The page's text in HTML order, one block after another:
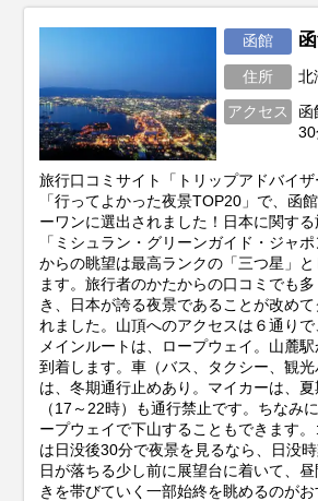
函館
住所 北
アクセス
函
旅行口コミサイト「トリップアドバイ
「行ってよかった夜景TOP20」で、函
ーワンに選出されました！日本に関す
「ミシュラン・グリーンガイド・ジャ
からの眺望は最高ランクの「三つ星」
ます。旅行者のかたからの口コミでも
き、日本が誇る夜景であることが改め
れました。山頂へのアクセスは６通り
メインルートは、ロープウェイ。山麓
到着します。車（バス、タクシー、観光
は、冬期通行止めあり。マイカーは、
（17～22時）も通行禁止です。ちなみ
ープウェイで下山することもできます
は日没後30分で夜景を見るなら、日没時
日が落ちる少し前に展望台に着いて、
きを帯びていく一部始終を眺めるのが